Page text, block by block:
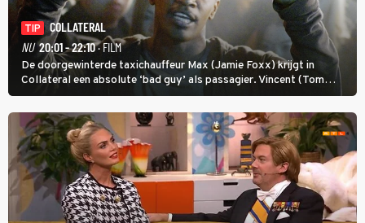
TIP
COLLATERAL
NU 20:01 - 22:10· FILM
De doorgewinterde taxichauffeur Max (Jamie Foxx) krijgt in
Collateral een absolute ‘bad guy’ als passagier. Vincent (Tom
Cruise) heeft hem nodig om hem de stad door te loodsen om een
wel heel lugubere reden.